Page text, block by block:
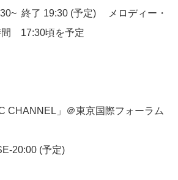
終了 19:30 (予定) メロディー・
間 17:30頃を予定
CHANNEL」＠東京国際フォーラム
20:00 (予定)